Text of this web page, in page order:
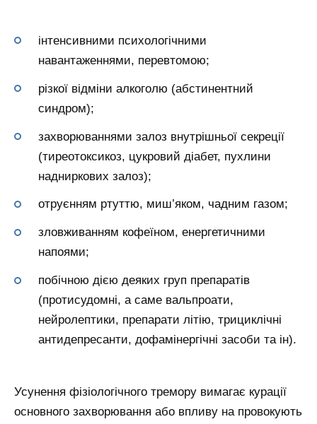
інтенсивними психологічними
навантаженнями, перевтомою;
різкої відміни алкоголю (абстинентний
синдром);
захворюваннями залоз внутрішньої секреції
(тиреотоксикоз, цукровий діабет, пухлини
надниркових залоз);
отруєнням ртуттю, миш’яком, чадним газом;
зловживанням кофеїном, енергетичними
напоями;
побічною дією деяких груп препаратів
(протисудомні, а саме вальпроати,
нейролептики, препарати літію, трициклічні
антидепресанти, дофамінергічні засоби та ін).
Усунення фізіологічного тремору вимагає курації
основного захворювання або впливу на провокують